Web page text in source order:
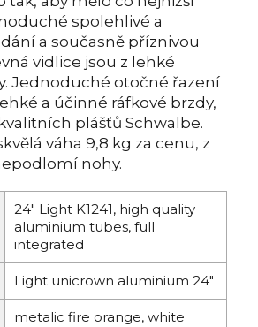
spolehlivé a
a současně příznivou
vidlice jsou z lehké
Jednoduché otočné řazení
a účinné ráfkové brzdy,
plášťů Schwalbe.
váha 9,8 kg za cenu, z
nohy.
24" Light K1241, high quality
aluminium tubes, full
integrated
Light unicrown aluminium 24"
metalic fire orange, white